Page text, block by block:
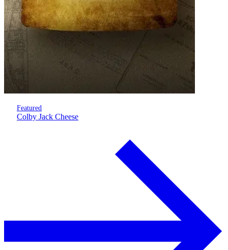
Featured
Colby Jack Cheese